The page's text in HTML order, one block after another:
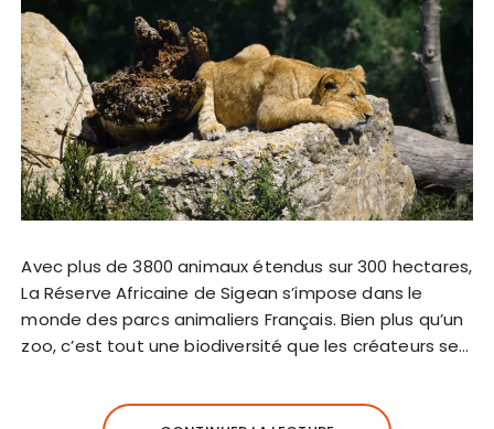
Avec plus de 3800 animaux étendus sur 300 hectares,
La Réserve Africaine de Sigean s’impose dans le
monde des parcs animaliers Français. Bien plus qu’un
zoo, c’est tout une biodiversité que les créateurs se…